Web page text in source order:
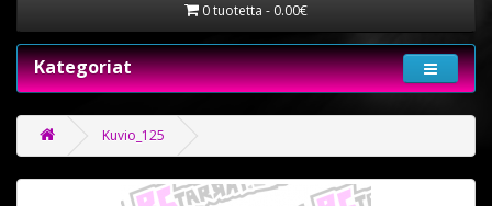
0 tuotetta - 0.00€
Kategoriat
Kuvio_125